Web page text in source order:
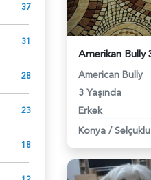
37
31
28
23
18
American Bully
3 Yaşında
Erkek
Konya / Selçuklu